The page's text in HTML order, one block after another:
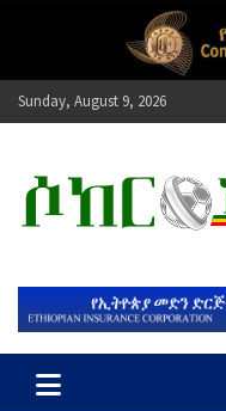
Sunday, August 9, 2026
ሶከር ኢትዮጵያ